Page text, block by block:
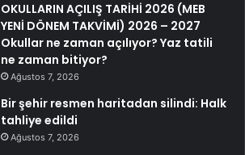
OKULLARIN AÇILIŞ TARİHİ 2026 (MEB
YENİ DÖNEM TAKVİMİ) 2026 – 2027
Okullar ne zaman açılıyor? Yaz tatili
ne zaman bitiyor?
Ağustos 7, 2026
Bir şehir resmen haritadan silindi: Halk
tahliye edildi
Ağustos 7, 2026